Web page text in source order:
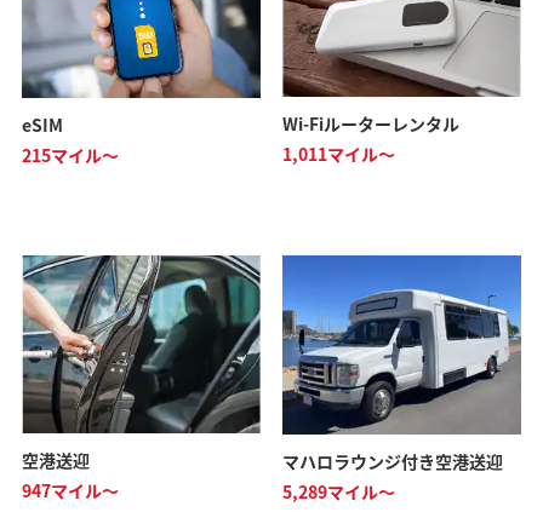
eSIM
215マイル～
Wi-Fiルーターレンタル
1,011マイル～
空港送迎
947マイル～
マハロラウンジ付き空港送迎
5,289マイル～